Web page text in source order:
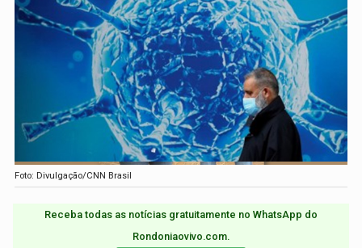
Foto: Divulgação/CNN Brasil
Receba todas as notícias gratuitamente no WhatsApp do
Rondoniaovivo.com.​